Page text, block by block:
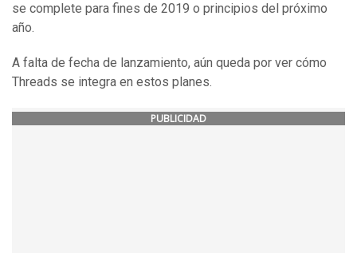
se complete para fines de 2019 o principios del próximo
año.
A falta de fecha de lanzamiento, aún queda por ver cómo
Threads se integra en estos planes.
PUBLICIDAD